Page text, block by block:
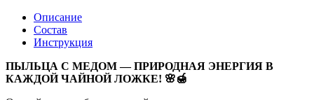
Описание
Состав
Инструкция
ПЫЛЬЦА С МЕДОМ — ПРИРОДНАЯ ЭНЕРГИЯ В
КАЖДОЙ ЧАЙНОЙ ЛОЖКЕ! 🌸🍯